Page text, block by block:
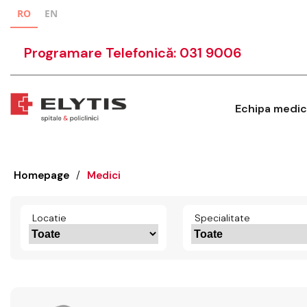
RO EN
Programare Telefonică: 031 9006
Echipa
Homepage / Medici
Locatie Specialitate